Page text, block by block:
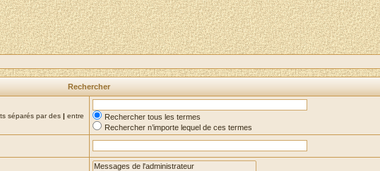
Rechercher
séparés par des | entre
Rechercher tous les termes
Rechercher n’importe lequel de ces termes